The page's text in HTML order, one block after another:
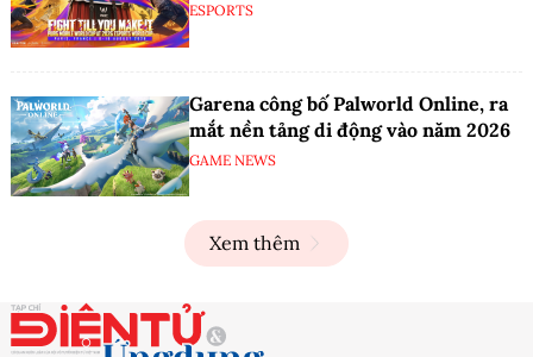
ESPORTS
Garena công bố Palworld Online, ra
mắt nền tảng di động vào năm 2026
GAME NEWS
Xem thêm